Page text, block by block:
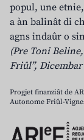
popul, une
a àn balinât di
agns indaûr o
(Pre Toni
Friûl”, Dicembar
Progjet finanziât de
Autonome Friûl-